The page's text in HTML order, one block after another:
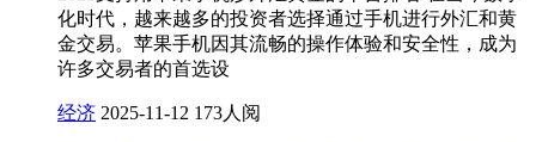
化时代，越来越多的投资者选择通过手机进行外汇和黄
金交易。苹果手机因其流畅的操作体验和安全性，成为
许多交易者的首选设
经济 2025-11-12 173人阅